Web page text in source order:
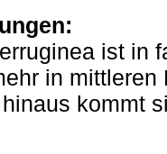
ist in
in
kommt